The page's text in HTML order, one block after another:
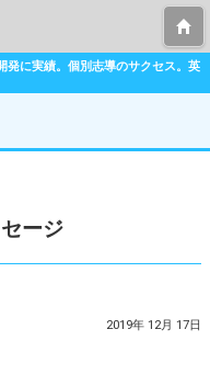
に実績。個別志導のサクセス。英
ージ
2019年 12月 17日